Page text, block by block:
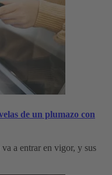
de un plumazo con
a entrar en vigor, y sus